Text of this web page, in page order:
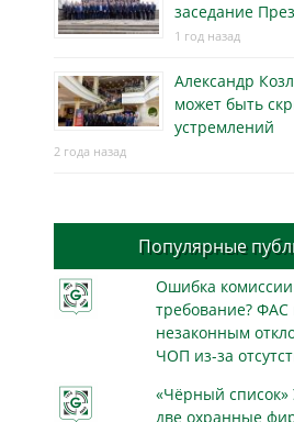
заседание
1 год назад
Александр
может быть
устремлений
2 года назад
Популярные
Ошибка
требование? ФАС
незаконным
ЧОП из-за
«Чёрный
две охранные